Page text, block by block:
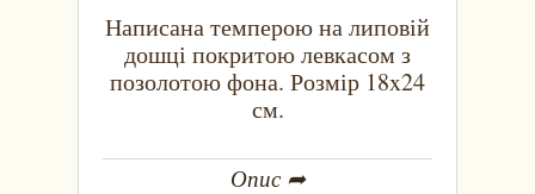
Написана темперою на липовій
дошці покритою левкасом з
позолотою фона. Розмір 18x24
см.
Опис ➦